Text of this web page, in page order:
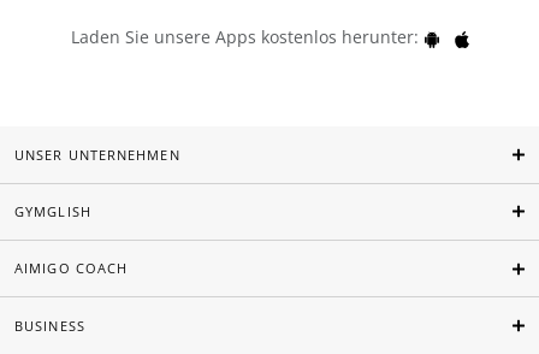
Laden Sie unsere Apps kostenlos herunter:
UNSER UNTERNEHMEN
GYMGLISH
AIMIGO COACH
BUSINESS